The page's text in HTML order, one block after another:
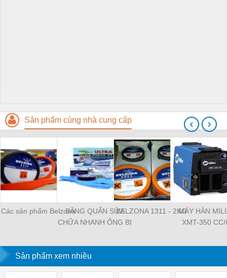
Sản phẩm cùng nhà cung cấp
Các sản phẩm BelzonaBĂNG QUẤN SỬA
CHỮA NHANH ỐNG BỊ
ULTRA QUICK REPAIR
KIT
BELZONA 1311 - 2KGMÁY HÀN
XMT-350 CC/
‹ ›
Sản phẩm xem nhiều